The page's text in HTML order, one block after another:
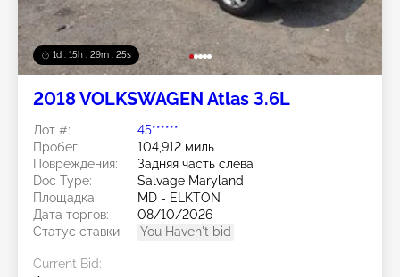
1d : 15h : 29m : 22s
2018 VOLKSWAGEN Atlas 3.6L
Лот #:
45******
Пробег:
104,912 миль
Повреждения:
Задняя часть слева
Doc Type:
Salvage Maryland
Площадка:
MD - ELKTON
Дата торгов:
08/10/2026
Статус ставки:
You Haven't bid
Current Bid: